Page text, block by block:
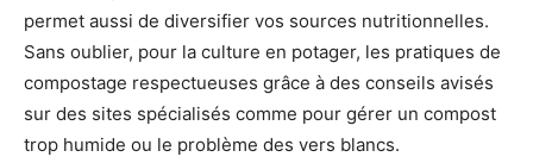
permet aussi de diversifier vos sources nutritionnelles.
Sans oublier, pour la culture en potager, les pratiques de
compostage respectueuses grâce à des conseils avisés
sur des sites spécialisés comme pour gérer un compost
trop humide ou le problème des vers blancs.